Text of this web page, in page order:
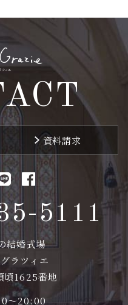
資料請求
5111
結婚式場
ラツィエ
頃1625番地
〜20:00